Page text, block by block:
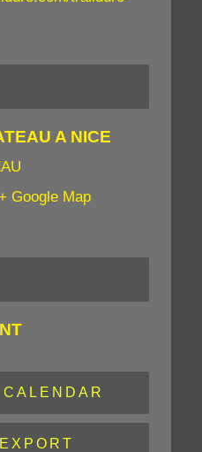
A NICE
Google Map